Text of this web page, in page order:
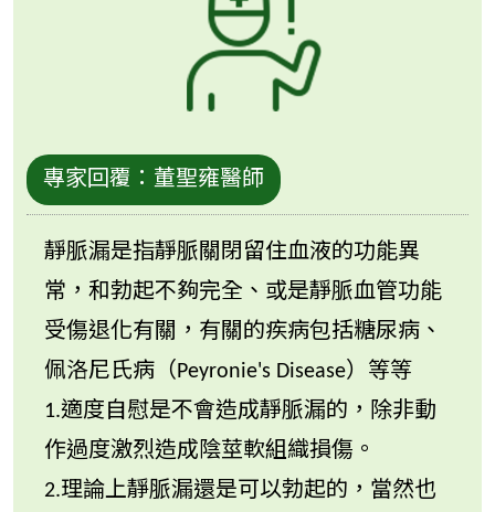
專家回覆： 董聖雍醫師
靜脈漏是指靜脈關閉留住血液的功能異
常，和勃起不夠完全、或是靜脈血管功能
受傷退化有關，有關的疾病包括糖尿病、
佩洛尼氏病（Peyronie's Disease）等等
1.適度自慰是不會造成靜脈漏的，除非動
作過度激烈造成陰莖軟組織損傷。
2.理論上靜脈漏還是可以勃起的，當然也